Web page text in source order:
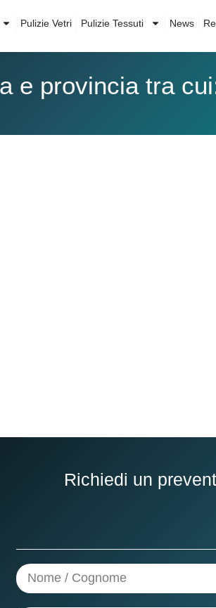
Pulizie Vetri Pulizie Tessuti News
e provincia tra
Richiedi un